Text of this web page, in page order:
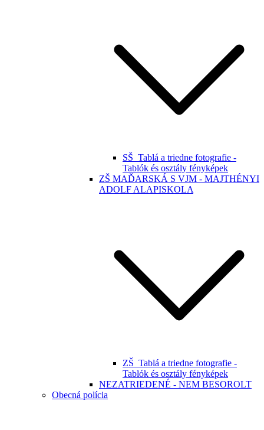
SŠ_Tablá a triedne fotografie -
Tablók és osztály fényképek
ZŠ MAĎARSKÁ S VJM - MAJTHÉNYI
ADOLF ALAPISKOLA
ZŠ_Tablá a triedne fotografie -
Tablók és osztály fényképek
NEZATRIEDENÉ - NEM BESOROLT
Obecná polícia